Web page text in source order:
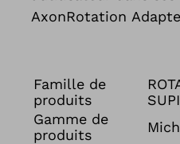
AxonRotation
naturels.
Famille de
produits
Gamme de
produits